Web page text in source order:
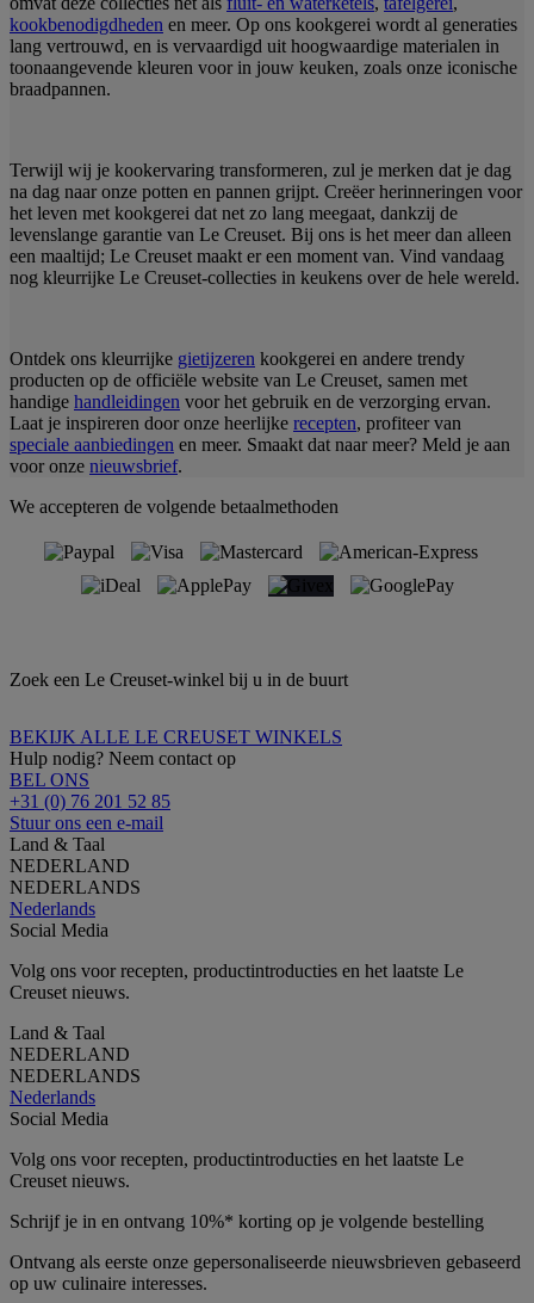
kookbenodigdheden en meer. Op ons kookgerei wordt al generaties
lang vertrouwd, en is vervaardigd uit hoogwaardige materialen in
toonaangevende kleuren voor in jouw keuken, zoals onze iconische
braadpannen.
Terwijl wij je kookervaring transformeren, zul je merken dat je dag
na dag naar onze potten en pannen grijpt. Creëer herinneringen voor
het leven met kookgerei dat net zo lang meegaat, dankzij de
levenslange garantie van Le Creuset. Bij ons is het meer dan alleen
een maaltijd; Le Creuset maakt er een moment van. Vind vandaag
nog kleurrijke Le Creuset-collecties in keukens over de hele wereld.
Ontdek ons kleurrijke gietijzeren kookgerei en andere trendy
producten op de officiële website van Le Creuset, samen met
handige handleidingen voor het gebruik en de verzorging ervan.
Laat je inspireren door onze heerlijke recepten, profiteer van
speciale aanbiedingen en meer. Smaakt dat naar meer? Meld je aan
voor onze nieuwsbrief.
We accepteren de volgende betaalmethoden
Zoek een Le Creuset-winkel bij u in de buurt
BEKIJK ALLE LE CREUSET WINKELS
Hulp nodig? Neem contact op
BEL ONS
+31 (0) 76 201 52 85
Stuur ons een e-mail
Land & Taal
NEDERLAND
NEDERLANDS
Nederlands
Social Media
Volg ons voor recepten, productintroducties en het laatste Le
Creuset nieuws.
Land & Taal
NEDERLAND
NEDERLANDS
Nederlands
Social Media
Volg ons voor recepten, productintroducties en het laatste Le
Creuset nieuws.
Schrijf je in en ontvang 10%* korting op je volgende bestelling
Ontvang als eerste onze gepersonaliseerde nieuwsbrieven gebaseerd
op uw culinaire interesses.